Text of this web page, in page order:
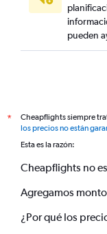
pueden
*
Cheapflights siempre
los precios no están
Esta es la razón:
Cheapflights no
Agregamos
¿Por qué los